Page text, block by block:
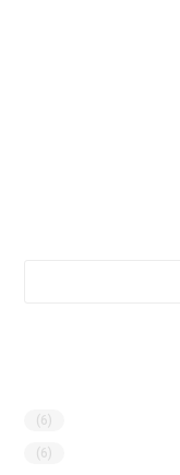
(6)
(6)